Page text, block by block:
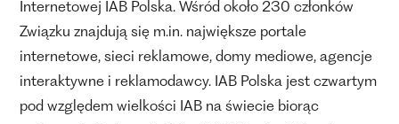
Internetowej IAB Polska. Wśród około 230 członków
Związku znajdują się m.in. największe portale
internetowe, sieci reklamowe, domy mediowe, agencje
interaktywne i reklamodawcy. IAB Polska jest czwartym
pod względem wielkości IAB na świecie biorąc